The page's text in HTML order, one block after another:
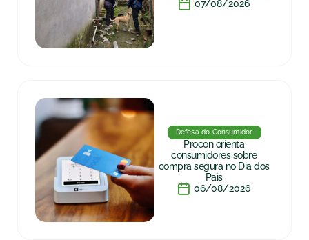
07/08/2026
Defesa do Consumidor
Procon orienta
consumidores sobre
compra segura no Dia dos
Pais
06/08/2026